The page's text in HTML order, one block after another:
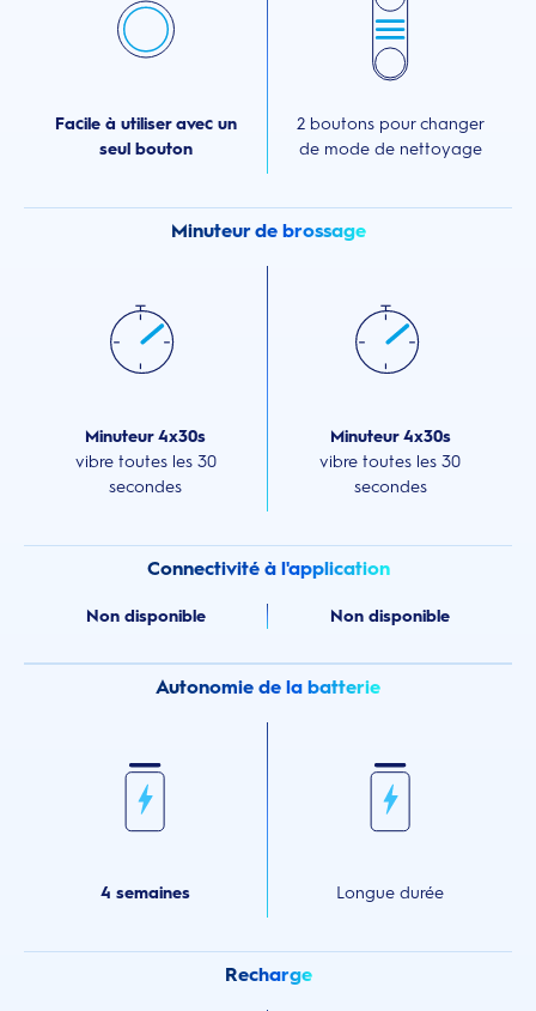
Facile à utiliser avec un
seul bouton
2 boutons pour changer
de mode de nettoyage
Minuteur de brossage
Minuteur 4x30s
vibre toutes les 30
secondes
Minuteur 4x30s
vibre toutes les 30
secondes
Connectivité à l'application
Non disponible Non disponible
Autonomie de la batterie
4 semaines Longue durée
Recharge